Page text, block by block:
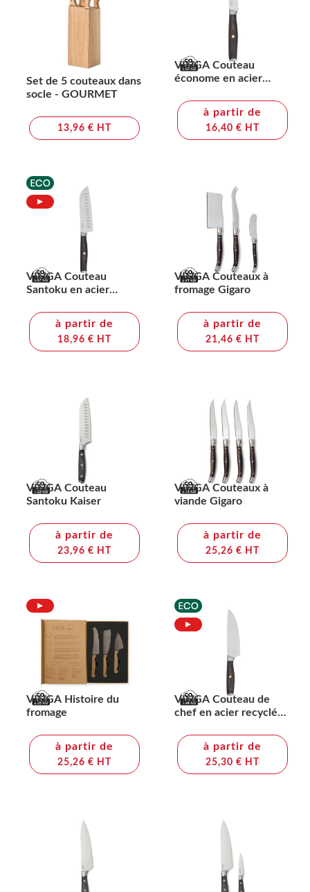
Set de 5 couteaux dans
socle - GOURMET
13,96 € HT
VINGA Couteau
économe en acier
à partir de
16,40 € HT
VINGA Couteau
Santoku en acier
à partir de
18,96 € HT
VINGA Couteaux à
fromage Gigaro
à partir de
21,46 € HT
VINGA Couteau
Santoku Kaiser
à partir de
23,96 € HT
VINGA Couteaux à
viande Gigaro
à partir de
25,26 € HT
VINGA Histoire du
fromage
à partir de
25,26 € HT
VINGA Couteau de
chef en acier recyclé
à partir de
25,30 € HT